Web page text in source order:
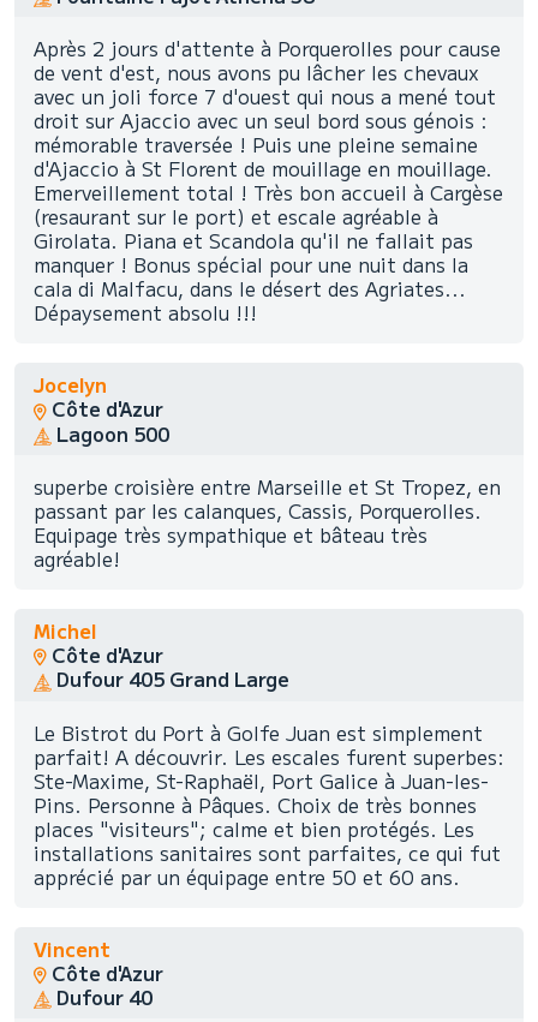
Après 2 jours d'attente à Porquerolles pour cause
de vent d'est, nous avons pu lâcher les chevaux
avec un joli force 7 d'ouest qui nous a mené tout
droit sur Ajaccio avec un seul bord sous génois :
mémorable traversée ! Puis une pleine semaine
d'Ajaccio à St Florent de mouillage en mouillage.
Emerveillement total ! Très bon accueil à Cargèse
(resaurant sur le port) et escale agréable à
Girolata. Piana et Scandola qu'il ne fallait pas
manquer ! Bonus spécial pour une nuit dans la
cala di Malfacu, dans le désert des Agriates...
Dépaysement absolu !!!
Jocelyn
Côte d'Azur
Lagoon 500
superbe croisière entre Marseille et St Tropez, en
passant par les calanques, Cassis, Porquerolles.
Equipage très sympathique et bâteau très
agréable!
Michel
Côte d'Azur
Dufour 405 Grand Large
Le Bistrot du Port à Golfe Juan est simplement
parfait! A découvrir. Les escales furent superbes:
Ste-Maxime, St-Raphaël, Port Galice à Juan-les-
Pins. Personne à Pâques. Choix de très bonnes
places "visiteurs"; calme et bien protégés. Les
installations sanitaires sont parfaites, ce qui fut
apprécié par un équipage entre 50 et 60 ans.
Vincent
Côte d'Azur
Dufour 40